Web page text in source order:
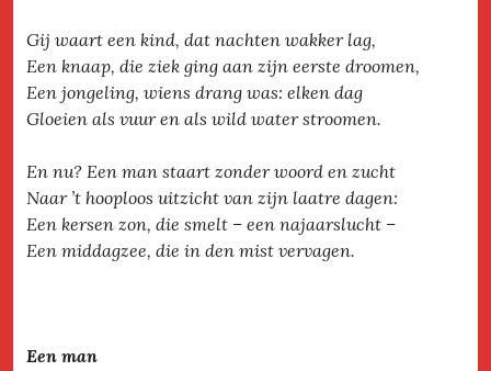
Gij waart een kind, dat nachten wakker lag,
Een knaap, die ziek ging aan zijn eerste droomen,
Een jongeling, wiens drang was: elken dag
Gloeien als vuur en als wild water stroomen.
En nu? Een man staart zonder woord en zucht
Naar ’t hooploos uitzicht van zijn laatre dagen:
Een kersen zon, die smelt – een najaarslucht –
Een middagzee, die in den mist vervagen.
Een man